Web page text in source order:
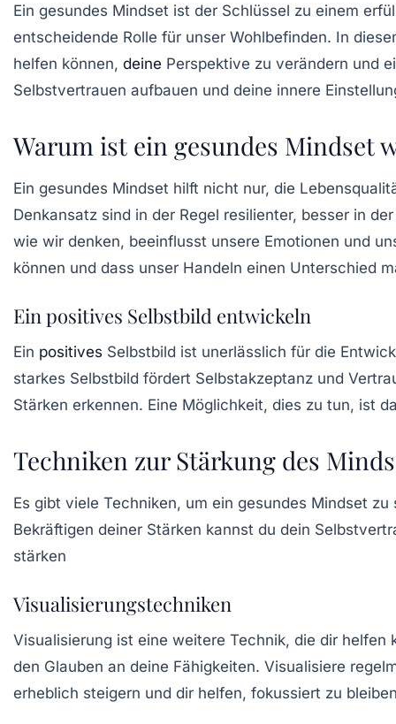
Ein gesundes Mindset ist der Schlüssel zu einem
entscheidende Rolle für unser Wohlbefinden. In
helfen können, deine Perspektive zu verändern und
Selbstvertrauen aufbauen und deine innere
Warum ist ein gesundes Mindset
Ein gesundes Mindset hilft nicht nur, die
Denkansatz sind in der Regel resilienter, besser in
wie wir denken, beeinflusst unsere Emotionen und
können und dass unser Handeln einen Unterschied
Ein positives Selbstbild entwickeln
Ein positives Selbstbild ist unerlässlich für die
starkes Selbstbild fördert Selbstakzeptanz und
Stärken erkennen. Eine Möglichkeit, dies zu tun, ist
Techniken zur Stärkung des
Es gibt viele Techniken, um ein gesundes Mindset
Bekräftigen deiner Stärken kannst du dein
stärken
Visualisierungstechniken
Visualisierung ist eine weitere Technik, die dir
den Glauben an deine Fähigkeiten. Visualisiere
erheblich steigern und dir helfen, fokussiert zu